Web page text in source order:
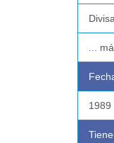
...
1989